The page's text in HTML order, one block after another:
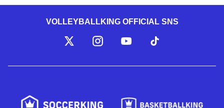
VOLLEYBALLKING OFFICIAL SNS